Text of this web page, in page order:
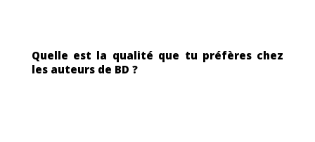
Quelle est la qualité que tu préfères chez
les auteurs de BD ?